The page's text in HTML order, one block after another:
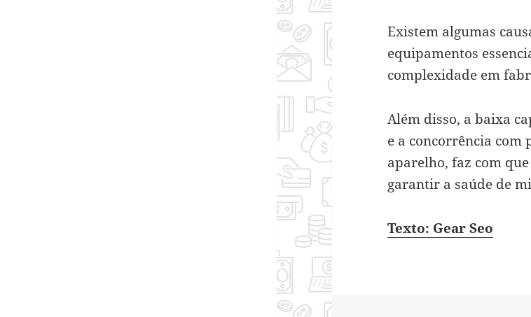
Existem algumas
equipamentos
complexidade em
Além disso, a baixa
e a concorrência com
aparelho, faz com
garantir a saúde de
Texto: Gear Seo